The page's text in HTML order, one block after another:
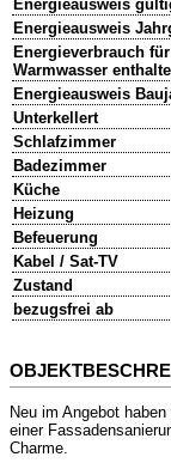
Energieausweis
Energieausweis
Energieverbrauch für
Warmwasser
Energieausweis
Unterkellert
Schlafzimmer
Badezimmer
Küche
Heizung
Befeuerung
Kabel / Sat-TV
Zustand
bezugsfrei ab
Neu im Angebot
einer
Charme.